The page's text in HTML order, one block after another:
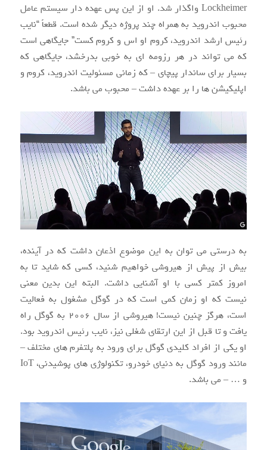
Lockheimer واگذار شد. او از این پس عهده دار سیستم عامل
محبوب اندروید به همراه چند پروژه دیگر شده است. قطعاً “نایب
رئیس ارشد اندروید، کروم او اس و کروم کست” جایگاهی است
که می تواند در هر رزومه ای به خوبی بدرخشد، جایگاهی که
بسیار برای ساندار پیچای – که زمانی مسئولیت اندروید، کروم و
اپلیکیشن ها را بر عهده داشت – محبوب می باشد.
به درستی می توان به این موضوع اذعان داشت که در آینده،
بیش از پیش از هیروشی خواهیم شنید، کسی که شاید تا به
امروز کمتر کسی با او آشنایی داشت. البته این بدین معنی
نیست که او زمان کمی است که در گوگل مشغول به فعالیت
است، هرگز چنین نیست! هیروشی از سال ۲۰۰۶ به گوگل راه
یافت و تا قبل از این ارتقای شغلی نیز، نایب رئیس اندروید بود.
او یکی از افراد کلیدی گوگل برای ورود به پلتفرم های مختلف –
مانند ورود گوگل به دنیای خودرو، تکنولوژی های پوشیدنی، IoT
و … – می باشد.